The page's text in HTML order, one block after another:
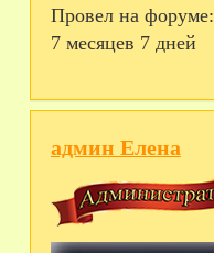
Провел на форуме:
7 месяцев 7 дней
админ Елена